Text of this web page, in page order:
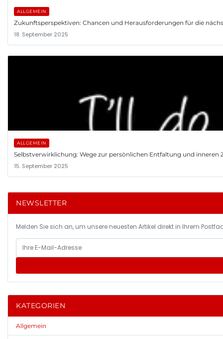
ALLGEMEIN
Zukunftsperspektiven: Chancen und Herausforderungen für die
18. September 2025
ALLGEMEIN
Selbstverwirklichung: Wege zur persönlichen Entfaltung und inneren
15. September 2025
NEWSLETTER
Melden Sie sich an, um unsere neuesten Artikel direkt in Ihrem
KATEGORIEN
Allgemein